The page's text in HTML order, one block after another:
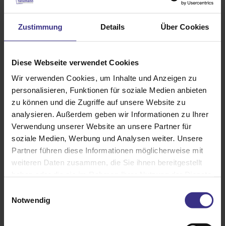
Zustimmung Details Über Cookies
Diese Webseite verwendet Cookies
Wir verwenden Cookies, um Inhalte und Anzeigen zu
personalisieren, Funktionen für soziale Medien anbieten
zu können und die Zugriffe auf unsere Website zu
analysieren. Außerdem geben wir Informationen zu Ihrer
Verwendung unserer Website an unsere Partner für
soziale Medien, Werbung und Analysen weiter. Unsere
Partner führen diese Informationen möglicherweise mit
weiteren Daten zusammen, die Sie ihnen bereitgestellt
Notwendig
Farben
Weitere Informationen
Das könnte Sie auch interessieren